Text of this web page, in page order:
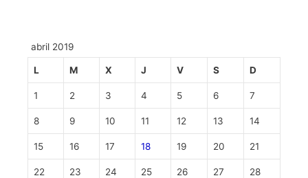
abril 2019
L M X J V S D
1 2 3 4 5 6 7
8 9 10 11 12 13 14
15 16 17 18 19 20 21
22 23 24 25 26 27 28